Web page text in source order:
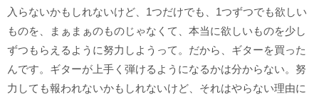
入らないかもしれないけど、1つだけでも、1つずつでも欲しい
ものを、まぁまぁのものじゃなくて、本当に欲しいものを少し
ずつもらえるように努力しようって。だから、ギターを買った
んです。ギターが上手く弾けるようになるかは分からない。努
力しても報われないかもしれないけど、それはやらない理由に